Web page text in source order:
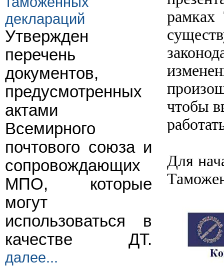
деклараций
Утвержден
перечень
документов,
предусмотренных
актами
Всемирного
почтового союза и
сопровождающих
МПО, которые
могут
использоваться в
качестве ДТ.
далее...
рамках
чтобы
Для